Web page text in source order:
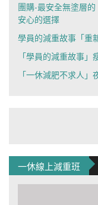
團購-最安全無塗層
安心的選擇
學員的減重故事「重
「學員的減重故事
「一休減肥不求人
一休線上減重班